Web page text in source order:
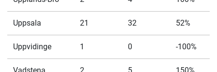
Uppsala 21 32 52%
Uppvidinge 1 0 -100%